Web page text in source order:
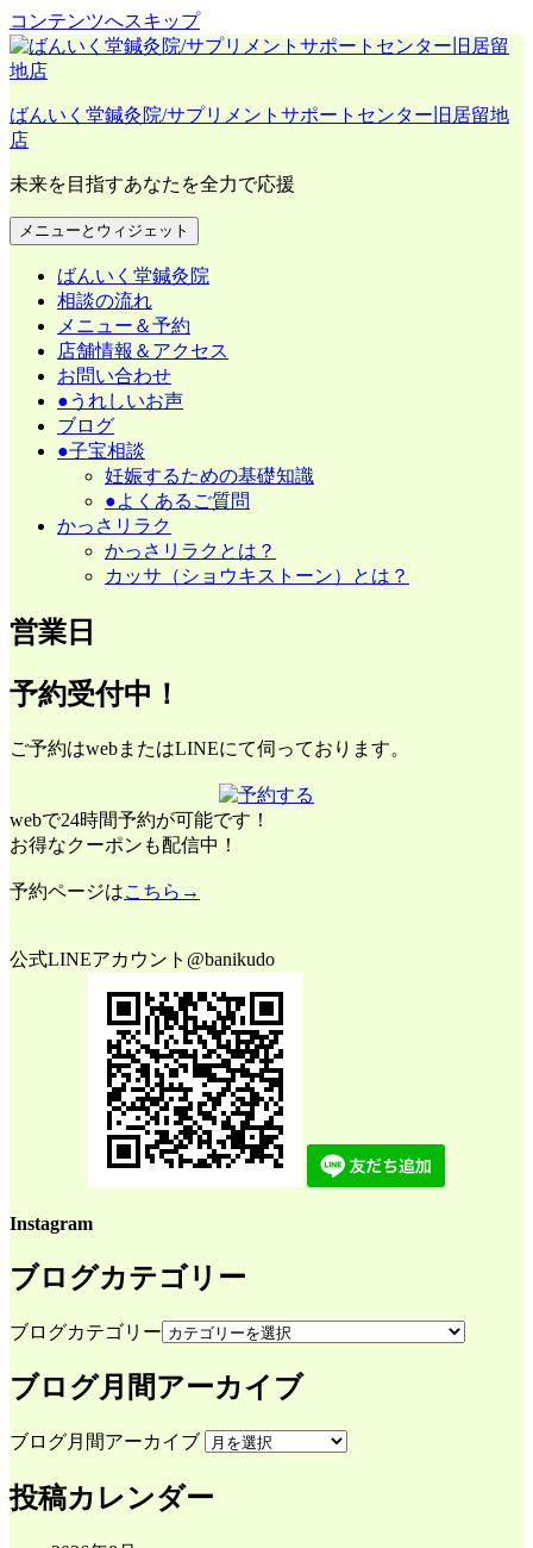
コンテンツへスキップ
ばんいく堂鍼灸院/サプリメントサポートセンター旧居留地
店
未来を目指すあなたを全力で応援
メニューとウィジェット
ばんいく堂鍼灸院
相談の流れ
メニュー＆予約
店舗情報＆アクセス
お問い合わせ
●うれしいお声
ブログ
●子宝相談
妊娠するための基礎知識
●よくあるご質問
かっさリラク
かっさリラクとは？
カッサ（ショウキストーン）とは？
営業日
予約受付中！
ご予約はwebまたはLINEにて伺っております。
webで24時間予約が可能です！
お得なクーポンも配信中！
予約ページはこちら→
公式LINEアカウント@banikudo
Instagram
ブログカテゴリー
ブログカテゴリー
ブログ月間アーカイブ
ブログ月間アーカイブ
投稿カレンダー